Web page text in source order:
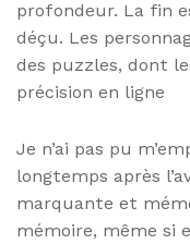
profondeur. La fin
déçu. Les
des puzzles, dont
précision en ligne
Je n’ai pas pu
longtemps après
marquante et
mémoire, même si